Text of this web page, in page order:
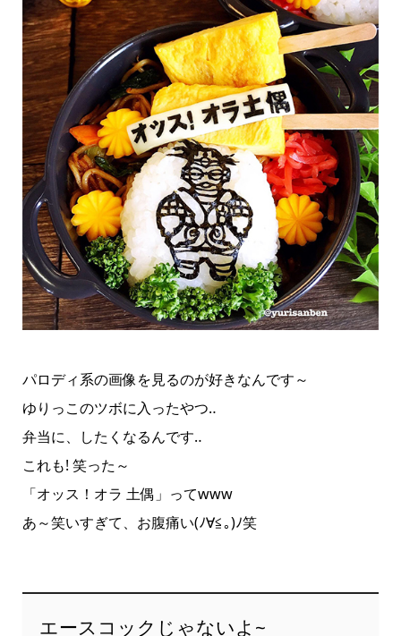
パロディ系の画像を見るのが好きなんです～
ゆりっこのツボに入ったやつ‥
弁当に、したくなるんです‥
これも! 笑った～
「オッス！オラ 土偶」ってwww
あ～笑いすぎて、お腹痛い(ﾉ∀≦｡)ﾉ笑
エースコックじゃないよ~